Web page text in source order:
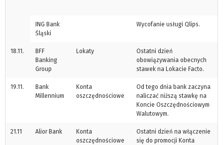
ING Bank
Śląski
Wycofanie usługi Qlips.
18.11.
BFF
Banking
Group
Lokaty
Ostatni dzień
obowiązywania obecnych
stawek na Lokacie Facto.
19.11.
Bank
Millennium
Konta
oszczędnościowe
Od tego dnia bank zaczyna
naliczać niższą stawkę na
Koncie Oszczędnościowym
Walutowym.
21.11 Alior Bank
Konta
oszczędnościowe
Ostatni dzień na włączenie
się do promocji Konta